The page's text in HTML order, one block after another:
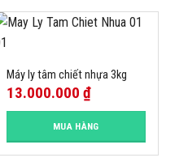
Máy ly tâm chiết nhựa 3kg
13.000.000 ₫
MUA HÀNG